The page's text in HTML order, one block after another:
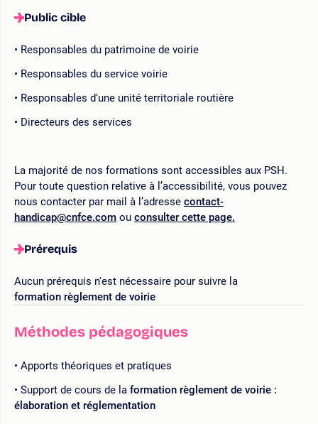
Public cible
Responsables du patrimoine de voirie
Responsables du service voirie
Responsables d'une unité territoriale routière
Directeurs des services
La majorité de nos formations sont accessibles aux PSH.
Pour toute question relative à l’accessibilité, vous pouvez
nous contacter par mail à l’adresse contact-
handicap@cnfce.com ou consulter cette page.
Prérequis
Aucun prérequis n'est nécessaire pour suivre la
formation règlement de voirie
Méthodes pédagogiques
Apports théoriques et pratiques
Support de cours de la formation règlement de voirie :
élaboration et réglementation